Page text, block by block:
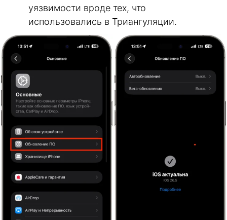
уязвимости вроде тех, что
использовались в Триангуляции.